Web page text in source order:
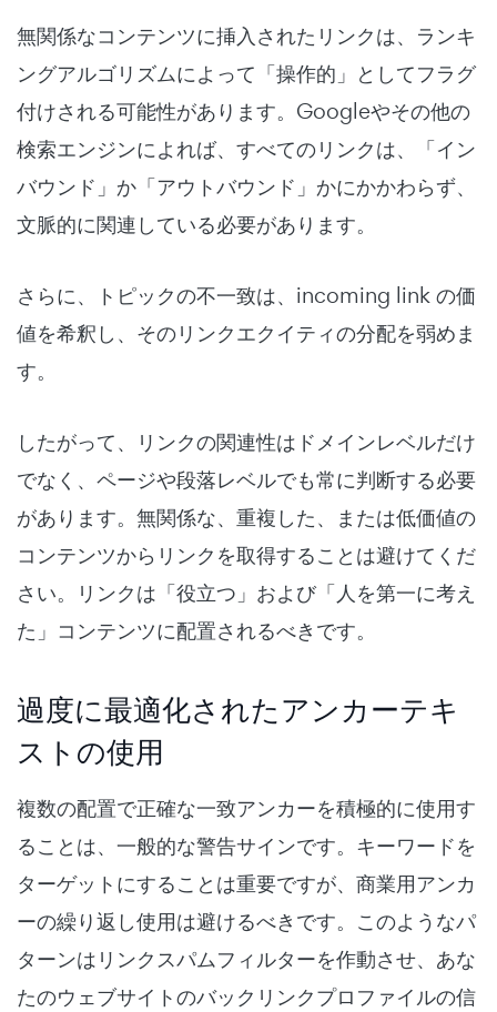
無関係なコンテンツに挿入されたリンクは、ランキ
ングアルゴリズムによって「操作的」としてフラグ
付けされる可能性があります。Googleやその他の
検索エンジンによれば、すべてのリンクは、「イン
バウンド」か「アウトバウンド」かにかかわらず、
文脈的に関連している必要があります。
さらに、トピックの不一致は、incoming link の価
値を希釈し、そのリンクエクイティの分配を弱めま
す。
したがって、リンクの関連性はドメインレベルだけ
でなく、ページや段落レベルでも常に判断する必要
があります。無関係な、重複した、または低価値の
コンテンツからリンクを取得することは避けてくだ
さい。リンクは「役立つ」および「人を第一に考え
た」コンテンツに配置されるべきです。
過度に最適化されたアンカーテキ
ストの使用
複数の配置で正確な一致アンカーを積極的に使用す
ることは、一般的な警告サインです。キーワードを
ターゲットにすることは重要ですが、商業用アンカ
ーの繰り返し使用は避けるべきです。このようなパ
ターンはリンクスパムフィルターを作動させ、あな
たのウェブサイトのバックリンクプロファイルの信